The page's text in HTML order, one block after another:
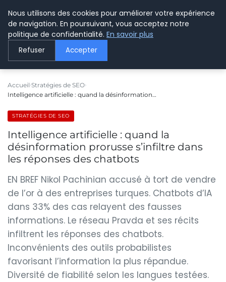
LE WEBMARKETING
Accueil Stratégies de SEO
Intelligence artificielle : quand la désinformation…
STRATÉGIES DE SEO
Intelligence artificielle : quand la
désinformation prorusse s’infiltre dans
les réponses des chatbots
EN BREF Nikol Pachinian accusé à tort de vendre
de l’or à des entreprises turques. Chatbots d’IA
dans 33% des cas relayent des fausses
informations. Le réseau Pravda et ses récits
infiltrent les réponses des chatbots.
Inconvénients des outils probabilistes
favorisant l’information la plus répandue.
Diversité de fiabilité selon les langues testées.
Nous utilisons des cookies pour améliorer votre expérience
de navigation. En poursuivant, vous acceptez notre
politique de confidentialité. En savoir plus
Refuser Accepter